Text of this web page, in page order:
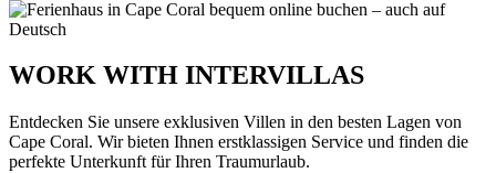
WORK WITH INTERVILLAS
Entdecken Sie unsere exklusiven Villen in den besten Lagen von
Cape Coral. Wir bieten Ihnen erstklassigen Service und finden die
perfekte Unterkunft für Ihren Traumurlaub.